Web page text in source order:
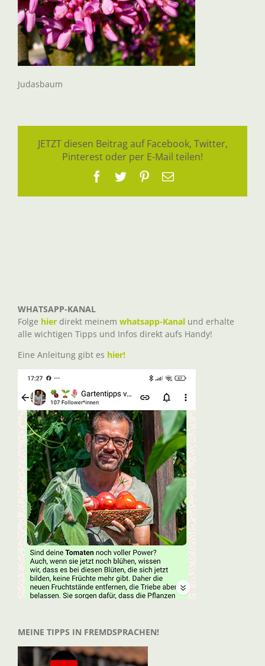
Judasbaum
JETZT diesen Beitrag auf Facebook, Twitter,
Pinterest oder per E-Mail teilen!
Facebook
TwitterPinterest
E-
WHATSAPP-KANAL
Folge hier direkt meinem whatsapp-Kanal und erhalte
alle wichtigen Tipps und Infos direkt aufs Handy!
Eine Anleitung gibt es hier!
MEINE TIPPS IN FREMDSPRACHEN!